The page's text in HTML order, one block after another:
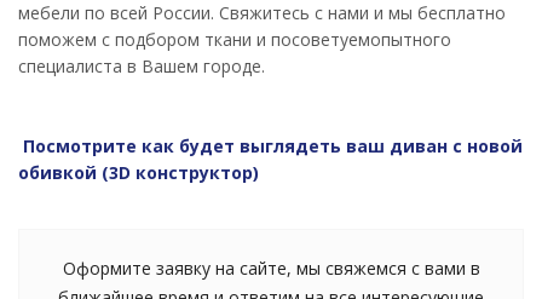
мебели по всей России. Свяжитесь с нами и мы бесплатно
поможем с подбором ткани и посоветуемопытного
специалиста в Вашем городе.
Посмотрите как будет выглядеть ваш диван с новой
обивкой (3D конструктор)
Оформите заявку на сайте, мы свяжемся с вами в